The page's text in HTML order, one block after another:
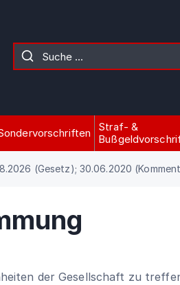
Straf- &
(Gesetz); 30.06.2020
der Gesellschaft zu